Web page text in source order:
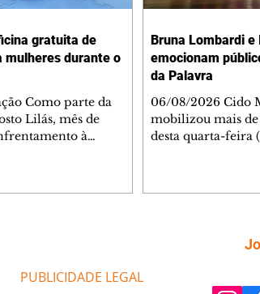
gratuita de
mulheres durante o
Como parte da
Lilás, mês de
à
fortalecer a
o autocuidado e
Bruna Lombardi
emocionam
da Palavra
06/08/2026 Cido
mobilizou mais
desta quarta-feira
festival literário
O evento segue
PUBLICIDADE LEGAL